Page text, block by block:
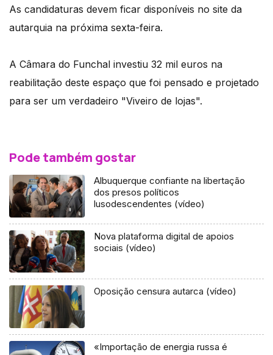
As candidaturas devem ficar disponíveis no site da
autarquia na próxima sexta-feira.
A Câmara do Funchal investiu 32 mil euros na
reabilitação deste espaço que foi pensado e projetado
para ser um verdadeiro "Viveiro de lojas".
Pode também gostar
Albuquerque confiante na libertação
dos presos políticos
lusodescendentes (vídeo)
Nova plataforma digital de apoios
sociais (vídeo)
Oposição censura autarca (vídeo)
«Importação de energia russa é